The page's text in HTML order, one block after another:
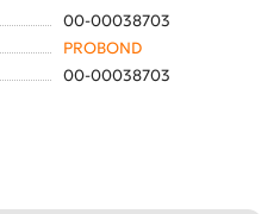
00-00038703
PROBOND
00-00038703